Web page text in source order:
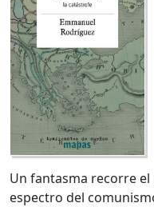
Un fantasma recorre el
espectro del